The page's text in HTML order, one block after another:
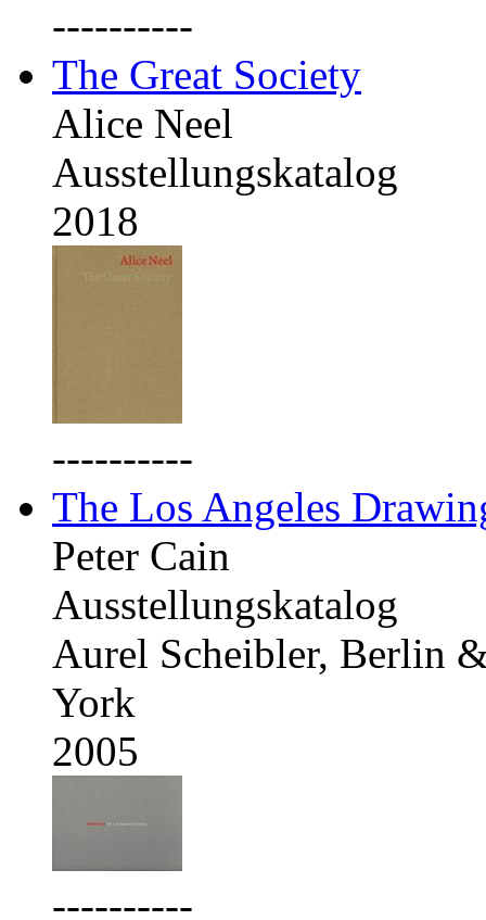
----------
The Great Society
Alice Neel
Ausstellungskatalog
2018
----------
The Los Angeles
Peter Cain
Ausstellungskatalog
Aurel Scheibler, Berlin
York
2005
----------